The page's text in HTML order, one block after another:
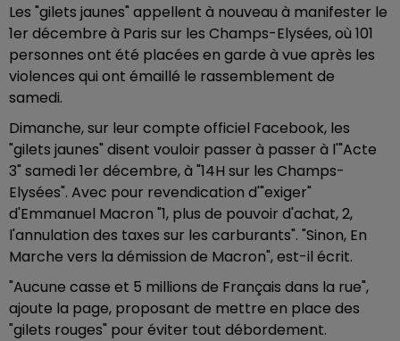
Les "gilets jaunes" appellent à nouveau à manifester le
1er décembre à Paris sur les Champs-Elysées, où 101
personnes ont été placées en garde à vue après les
violences qui ont émaillé le rassemblement de
samedi.
Dimanche, sur leur compte officiel Facebook, les
"gilets jaunes" disent vouloir passer à passer à l'"Acte
3" samedi 1er décembre, à "14H sur les Champs-
Elysées". Avec pour revendication d'"exiger"
d'Emmanuel Macron "1, plus de pouvoir d'achat, 2,
l'annulation des taxes sur les carburants". "Sinon, En
Marche vers la démission de Macron", est-il écrit.
"Aucune casse et 5 millions de Français dans la rue",
ajoute la page, proposant de mettre en place des
"gilets rouges" pour éviter tout débordement.